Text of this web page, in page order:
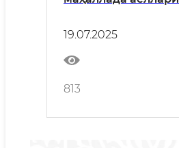
19.07.2025
813